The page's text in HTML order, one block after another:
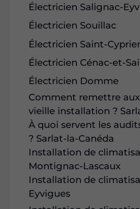
Électricien Salignac-
Électricien Souillac
Électricien Saint-
Électricien Cénac-et-
Électricien Domme
Comment remettre
vieille installation ?
À quoi servent les
? Sarlat-la-Canéda
Installation de
Montignac-Lascaux
Installation de
Eyvigues